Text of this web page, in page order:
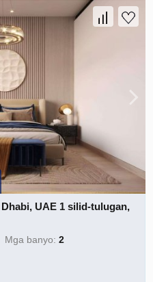
UAE 1 silid-tulugan,
Mga banyo:2